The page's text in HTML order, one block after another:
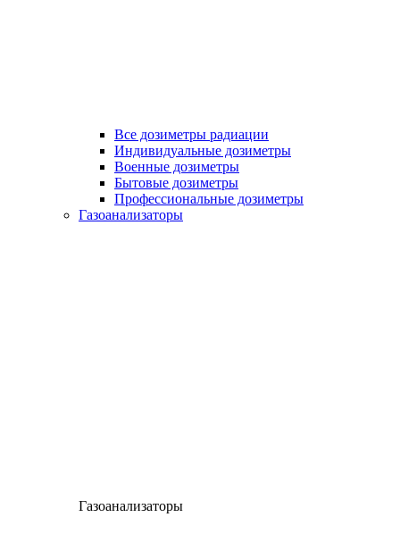
Все дозиметры радиации
Индивидуальные дозиметры
Военные дозиметры
Бытовые дозиметры
Профессиональные дозиметры
Газоанализаторы
Газоанализаторы